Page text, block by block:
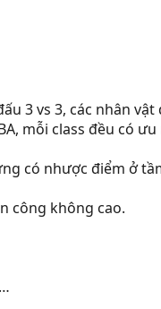
3 vs 3, các nhân
mỗi class đều có
có nhược điểm ở
công không cao.